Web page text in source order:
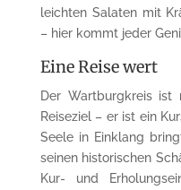
leichten Salaten mit
– hier kommt jeder
Eine Reise wert
Der Wartburgkreis ist
Reiseziel – er ist ein
Seele in Einklang
seinen historischen
Kur- und